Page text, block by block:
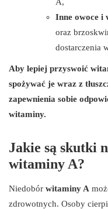
Inne owoce i
oraz
dostarczenia
Aby lepiej przyswoić
spożywać je wraz z
zapewnienia sobie
witaminy.
Jakie są skutki
witaminy A?
Niedobór witaminy A
zdrowotnych. Osoby